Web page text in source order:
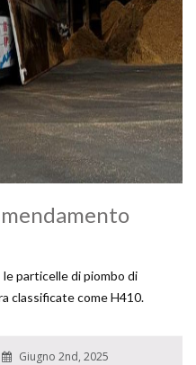
particelle di piombo di
classificate come H410.
Giugno 2nd, 2025